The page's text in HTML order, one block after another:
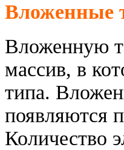
Вложенные
Вложенную
массив, в
типа.
появляются
Количество